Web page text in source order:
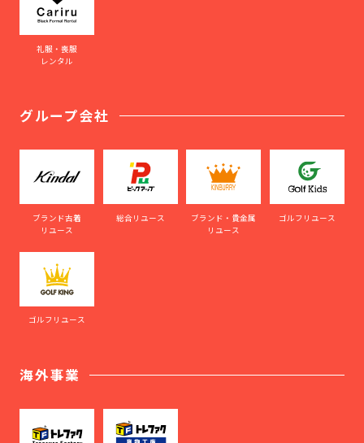
礼服・喪服
レンタル
グループ会社
ブランド古着
リユース
総合リユース
ブランド・貴金属
リユース
ゴルフリユース
ゴルフリユース
海外事業